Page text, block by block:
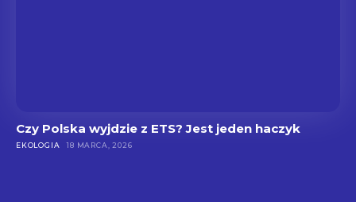
Czy Polska wyjdzie z ETS? Jest jeden haczyk
EKOLOGIA 18 MARCA, 2026